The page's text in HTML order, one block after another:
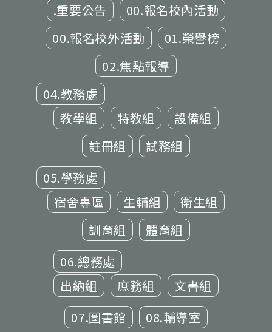
.重要公告
00.報名校內活動
00.報名校外活動
01.榮譽榜
02.焦點報導
04.教務處
教學組
特教組
設備組
註冊組
試務組
05.學務處
宿舍專區
生輔組
衛生組
訓育組
體育組
06.總務處
出納組
庶務組
文書組
07.圖書館
08.輔導室